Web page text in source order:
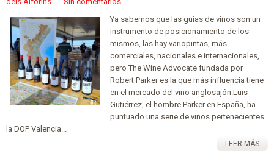
Ya sabemos que las guías de vinos son un
instrumento de posicionamiento de los
mismos, las hay variopintas, más
comerciales, nacionales e internacionales,
pero The Wine Advocate fundada por
Robert Parker es la que más influencia tiene
en el mercado del vino anglosajón.Luis
Gutiérrez, el hombre Parker en España, ha
puntuado una serie de vinos pertenecientes
la DOP Valencia...
LEER MÁS